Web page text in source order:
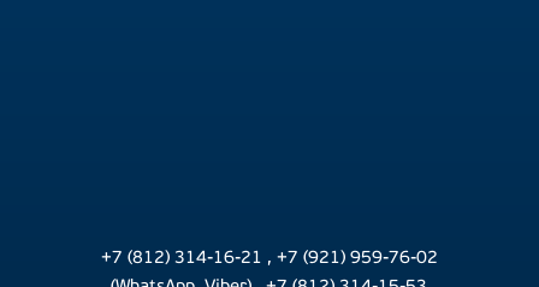
+7 (812) 314-16-21 , +7 (921) 959-76-02